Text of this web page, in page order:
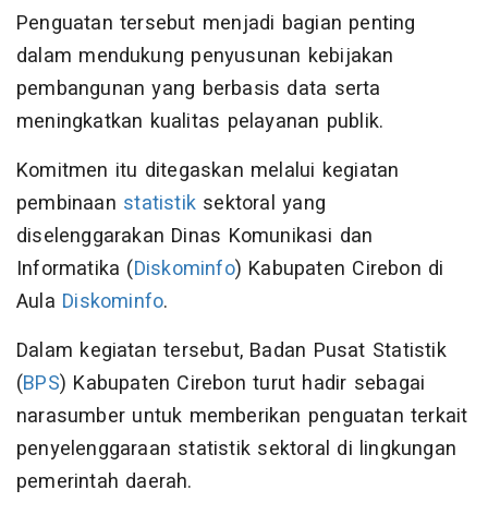
Penguatan tersebut menjadi bagian penting
dalam mendukung penyusunan kebijakan
pembangunan yang berbasis data serta
meningkatkan kualitas pelayanan publik.
Komitmen itu ditegaskan melalui kegiatan
pembinaan statistiksektoral yang
diselenggarakan Dinas Komunikasi dan
Informatika (Diskominfo) Kabupaten Cirebon di
Aula Diskominfo.
Dalam kegiatan tersebut, Badan Pusat Statistik
(BPS) Kabupaten Cirebon turut hadir sebagai
narasumber untuk memberikan penguatan terkait
penyelenggaraan statistik sektoral di lingkungan
pemerintah daerah.